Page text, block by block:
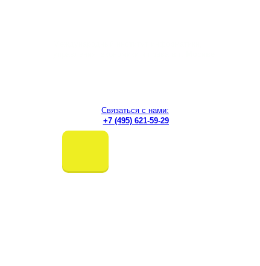
Связаться с нами:
+7 (495) 621-59-29